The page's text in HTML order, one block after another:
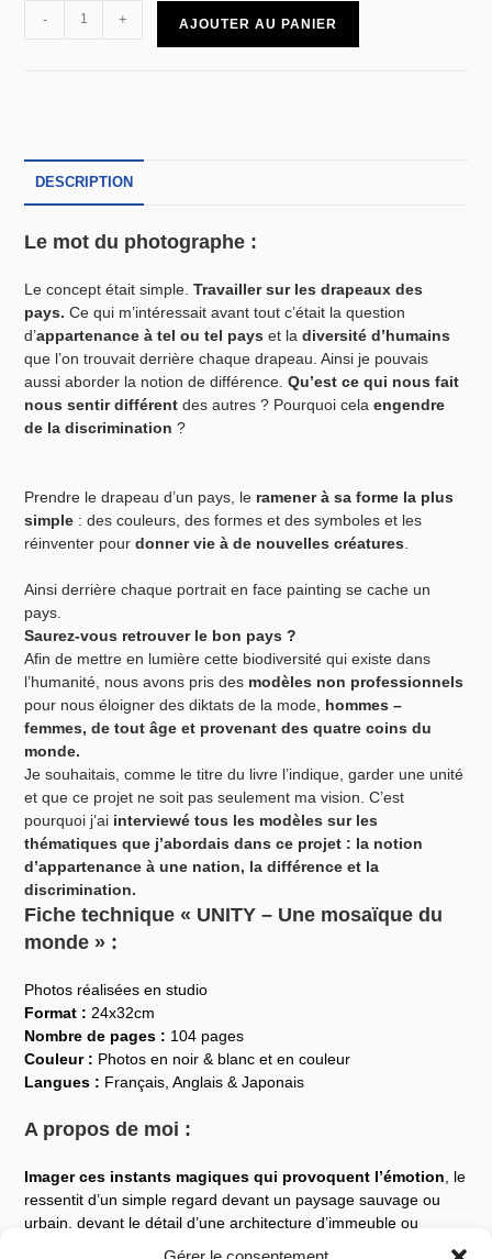
- + AJOUTER AU PANIER
DESCRIPTION
Le mot du photographe :
Le concept était simple.Travailler sur les drapeaux des
pays. Ce qui m’intéressait avant tout c’était la question
d’appartenance à tel ou tel pays et ladiversité d’humains
que l’on trouvait derrière chaque drapeau. Ainsi je pouvais
aussi aborder la notion de différence.Qu’est ce qui nous fait
nous sentir différent des autres ? Pourquoi celaengendre
de la discrimination ?
Prendre le drapeau d’un pays, le ramener à sa forme la plus
simple : des couleurs, des formes et des symboles et les
réinventer pourdonner vie à de nouvelles créatures
Ainsi derrière chaque portrait en face painting se cache un
pays.
Saurez-vous retrouver le bon pays ?
Afin de mettre en lumière cette biodiversité qui existe dans
l’humanité, nous avons prisdes modèles non professionnels
pour nous éloigner des diktats de la mode, hommes –
femmes, de tout âge et provenant des quatre coins du
monde.
Je souhaitais, comme le titre du livre l’indique, garder une unité
et que ce projet ne soit pas seulement ma vision. C’est
pourquoi j’ai interviewé tous les modèles sur les
thématiques que j’abordais dans ce projet : la notion
d’appartenance à une nation, la différence et la
discrimination.
Fiche technique « UNITY – Une mosaïque du
monde » :
Photos réalisées en studio
Format : 24x32cm
Nombre de pages : 104 pages
Couleur : Photos en noir & blanc et en couleur
Langues : Français, Anglais & Japonais
A propos de moi :
Imager ces instants magiques qui provoquent l’émotion , le
ressentit d’un simple regard devant un paysage sauvage ou
urbain, devant le détail d’une architecture d’immeuble ou